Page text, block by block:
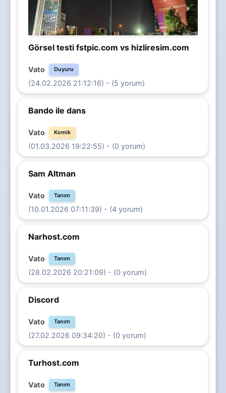
Görsel testi fstpic.com vs hizliresim.com
Vato Duyuru
(24.02.2026 21:12:16) - (5 yorum)
Bando ile dans
Vato Komik
(01.03.2026 19:22:55) - (0 yorum)
Sam Altman
Vato Tanım
(10.01.2026 07:11:39) - (4 yorum)
Narhost.com
Vato Tanım
(28.02.2026 20:21:09) - (0 yorum)
Discord
Vato Tanım
(27.02.2026 09:34:20) - (0 yorum)
Turhost.com
Vato Tanım